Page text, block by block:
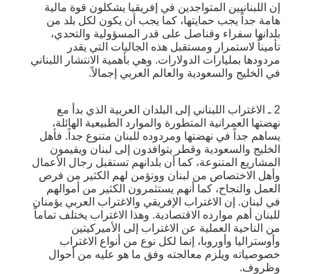
إن اللبنانيين المتواجدين في إفريقيا يشكلون قوة مالية
هامة جداً يجب حمايتها، كما يجب أن يكون لكل بلد من
بلدانها سفراء وقناصل على قدر المسؤولية والتحدي،
تأميناً لاستمرار ومستقبل هذه الجاليات التي يقدر
مردودها بمليارات الدولارات. وهي بأهمية الانتشار اللبناني
في الخليج والسعودية والعالم العربي إجمالاً.
2 ـ الاغتراب اللبناني إلى البلدان العربية الذي بدأ مع
نهضتها العمرانية المتطورة والموارد الطبيعية الهائلة،
يساهم جداً في نهضتها ومردوده للبنان متنوع جداً. فأهل
الخليج والسعودية وقطر يتوافدون إلى لبنان ويقيمون
المشاريع المتنوعة، كما أن بلدانهم تستقبل رجال الأعمال
وأهل الاختصاص من لبنان ووتؤمن لهم الكثير من فرص
العمل والنجاح، كما أنهم يستثمرون الكثير من أموالهم
في لبنان. إن الاغتراب الإفريقي والاغتراب العربي يؤمنان
للبنان أهم موارده الاقتصادية. وهذا الاغتراب يختلف تماماً
من الناحية العملية عن الاغتراب إلى الأميركيتين
وأوستراليا وأوروبا، إنما لكل نوع من أنواع الاغتراب
خصوصياته ويلزم معالجته وفق ما هو عليه من أحوال
وظروف.